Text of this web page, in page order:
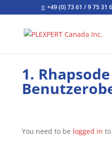
+49 (0) 73 61 / 9 75 31
1. Rhapsode
You need to be logged in